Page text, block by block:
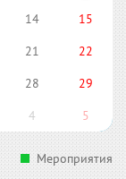
14
15
21
22
28
29
4 5
Мероприятия